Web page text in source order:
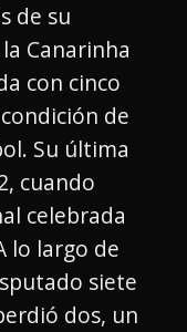
de su
Canarinha
con cinco
de
Su última
cuando
celebrada
lo largo de
siete
dos, un